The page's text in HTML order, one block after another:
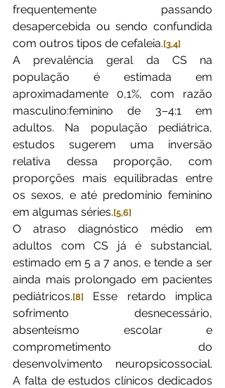
frequentemente passando
desapercebida ou sendo confundida
com outros tipos de cefaleia.[3,4]
A prevalência geral da CS na
população é estimada em
aproximadamente 0,1%, com razão
masculino:feminino de 3–4:1 em
adultos. Na população pediátrica,
estudos sugerem uma inversão
relativa dessa proporção, com
proporções mais equilibradas entre
os sexos, e até predomínio feminino
em algumas séries.[5,6]
O atraso diagnóstico médio em
adultos com CS já é substancial,
estimado em 5 a 7 anos, e tende a ser
ainda mais prolongado em pacientes
pediátricos.[8]
Esse retardo implica
sofrimento desnecessário,
absenteísmo escolar e
comprometimento do
desenvolvimento neuropsicossocial.
A falta de estudos clínicos dedicados